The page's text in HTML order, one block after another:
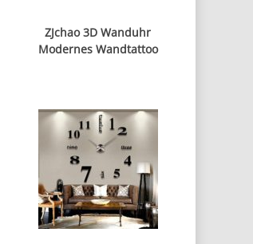
ZJchao 3D Wanduhr
Modernes Wandtattoo